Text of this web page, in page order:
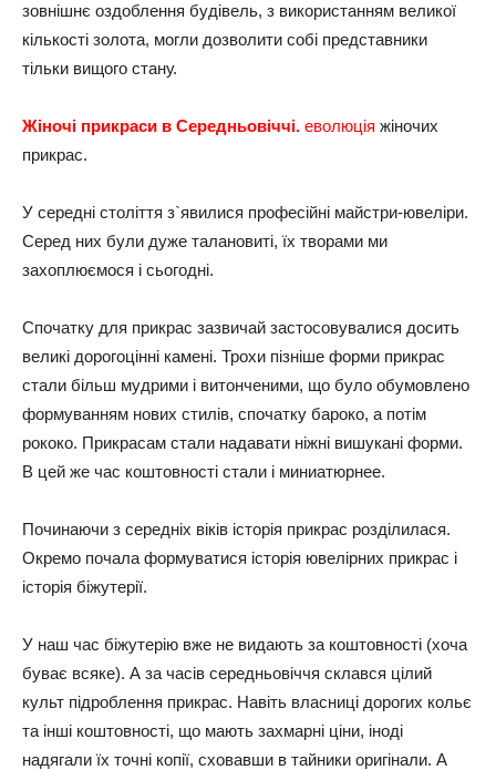
зовнішнє оздоблення будівель, з використанням великої
кількості золота, могли дозволити собі представники
тільки вищого стану.
Жіночі прикраси в Середньовіччі. еволюція жіночих
прикрас.
У середні століття з`явилися професійні майстри-ювеліри.
Серед них були дуже талановиті, їх творами ми
захоплюємося і сьогодні.
Спочатку для прикрас зазвичай застосовувалися досить
великі дорогоцінні камені. Трохи пізніше форми прикрас
стали більш мудрими і витонченими, що було обумовлено
формуванням нових стилів, спочатку бароко, а потім
рококо. Прикрасам стали надавати ніжні вишукані форми.
В цей же час коштовності стали і миниатюрнее.
Починаючи з середніх віків історія прикрас розділилася.
Окремо почала формуватися історія ювелірних прикрас і
історія біжутерії.
У наш час біжутерію вже не видають за коштовності (хоча
буває всяке). А за часів середньовіччя склався цілий
культ підроблення прикрас. Навіть власниці дорогих кольє
та інші коштовності, що мають захмарні ціни, іноді
надягали їх точні копії, сховавши в тайники оригінали. А